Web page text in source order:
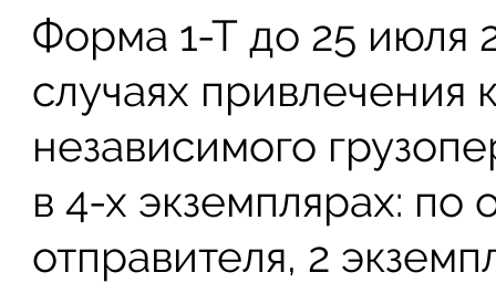
Форма 1-Т до 25 июля
случаях привлечения
независимого
в 4-х экземплярах: по
отправителя, 2